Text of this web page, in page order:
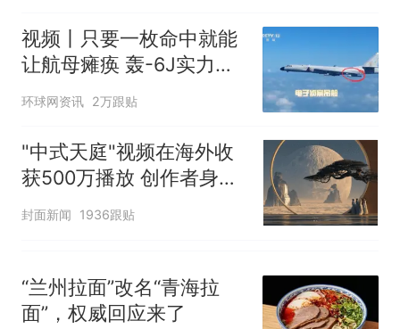
视频丨只要一枚命中就能
让航母瘫痪 轰-6J实力有
多强？
环球网资讯 2万跟贴
"中式天庭"视频在海外收
获500万播放 创作者身份
披露
封面新闻 1936跟贴
“兰州拉面”改名“青海拉
面”，权威回应来了